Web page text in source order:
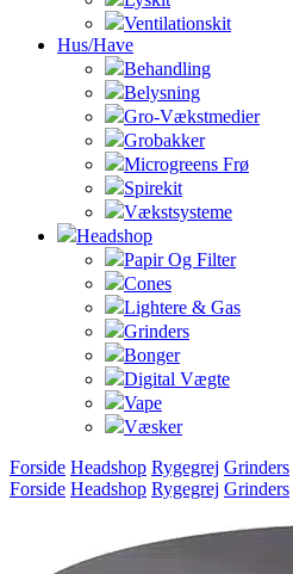
Ventilationskit
Hus/Have
Behandling
Belysning
Gro-Vækstmedier
Grobakker
Microgreens Frø
Spirekit
Vækstsysteme
Headshop
Papir Og Filter
Cones
Lightere & Gas
Grinders
Bonger
Digital Vægte
Vape
Væsker
Forside Headshop Rygegrej Grinders
Forside Headshop Rygegrej Grinders